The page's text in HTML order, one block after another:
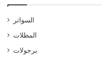
السواتر
المظلات
برجولات